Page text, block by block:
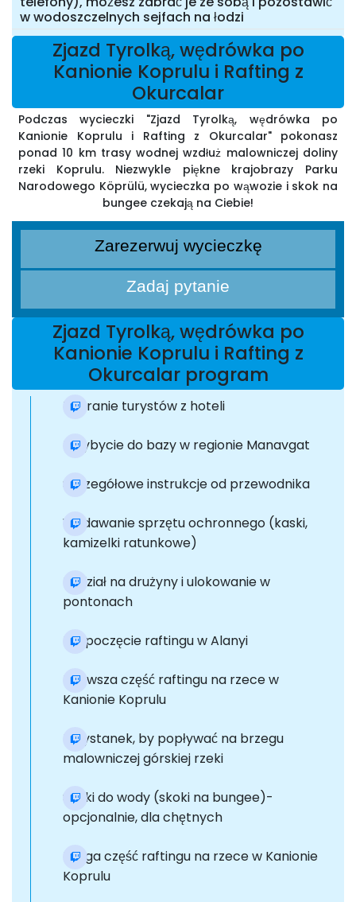
w wodoszczelnych sejfach na łodzi
Zjazd Tyrolką, wędrówka po
Kanionie Koprulu i Rafting z
Okurcalar
Podczas wycieczki "Zjazd Tyrolką, wędrówka po
Kanionie Koprulu i Rafting z Okurcalar" pokonasz
ponad 10 km trasy wodnej wzdłuż malowniczej doliny
rzeki Koprulu. Niezwykle piękne krajobrazy Parku
Narodowego Köprülü, wycieczka po wąwozie i skok na
bungee czekają na Ciebie!
Zarezerwuj wycieczkę
Zadaj pytanie
Zjazd Tyrolką, wędrówka po
Kanionie Koprulu i Rafting z
Okurcalar program
Zabranie turystów z hoteli
Przybycie do bazy w regionie Manavgat
Szczegółowe instrukcje od przewodnika
Wydawanie sprzętu ochronnego (kaski,
kamizelki ratunkowe)
Podział na drużyny i ulokowanie w
pontonach
Rozpoczęcie raftingu w Alanyi
Pierwsza część raftingu na rzece w
Kanionie Koprulu
Przystanek, by popływać na brzegu
malowniczej górskiej rzeki
Skoki do wody (skoki na bungee)-
opcjonalnie, dla chętnych
Druga część raftingu na rzece w Kanionie
Koprulu